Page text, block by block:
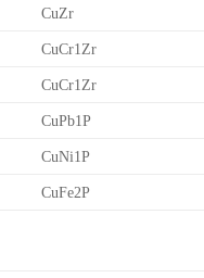
CuZr
CuCr1Zr
CuCr1Zr
CuPb1P
CuNi1P
CuFe2P